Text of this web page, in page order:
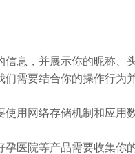
息，并展示你的昵称、
需要结合你的操作行
用网络存储机制和应
医院等产品需要收集你